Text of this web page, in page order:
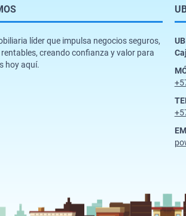
líder que impulsa negocios seguros,
creando confianza y valor para
hoy aquí.